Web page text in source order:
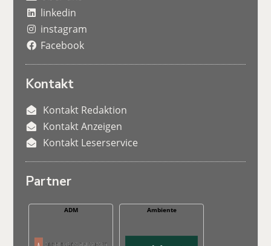
linkedin
instagram
Facebook
Kontakt
Kontakt Redaktion
Kontakt Anzeigen
Kontakt Leserservice
Partner
ADM Ambiente